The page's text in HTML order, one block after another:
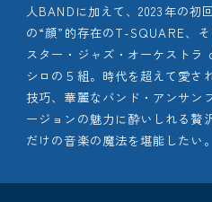
人BANDに加えて、2023年の初
の“顔”的存在のT-SQUARE、
スター・ジャズ・オーケスト
シロの５組。時代を超えて愛さ
技巧、華麗なバンド・アンサン
ージョンの魅力に酔いしれる贅
だけの音楽の魔法を堪能したい。